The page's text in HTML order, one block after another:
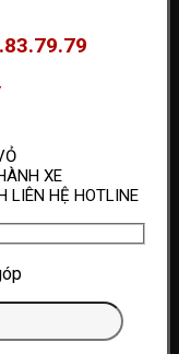
XE
LIÊN HỆ HOTLINE